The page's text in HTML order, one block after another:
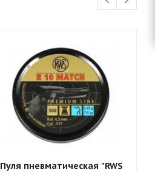
Пуля пневматическая "RWS